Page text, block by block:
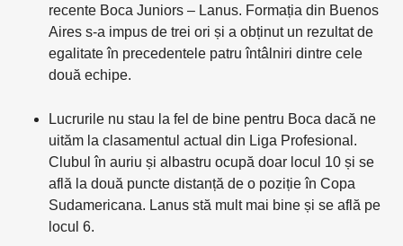
recente Boca Juniors – Lanus. Formația din Buenos
Aires s-a impus de trei ori și a obținut un rezultat de
egalitate în precedentele patru întâlniri dintre cele
două echipe.
Lucrurile nu stau la fel de bine pentru Boca dacă ne
uităm la clasamentul actual din Liga Profesional.
Clubul în auriu și albastru ocupă doar locul 10 și se
află la două puncte distanță de o poziție în Copa
Sudamericana. Lanus stă mult mai bine și se află pe
locul 6.